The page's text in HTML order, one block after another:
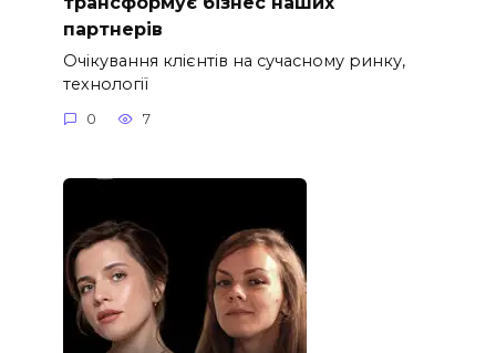
партнерів
Очікування клієнтів на сучасному ринку,
технології
0 7